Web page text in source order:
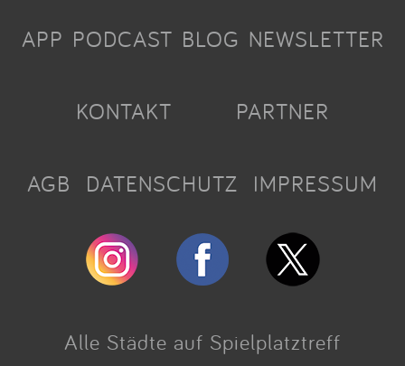
APP PODCAST BLOG NEWSLETTER
KONTAKT PARTNER
AGB DATENSCHUTZ IMPRESSUM
Alle Städte auf Spielplatztreff